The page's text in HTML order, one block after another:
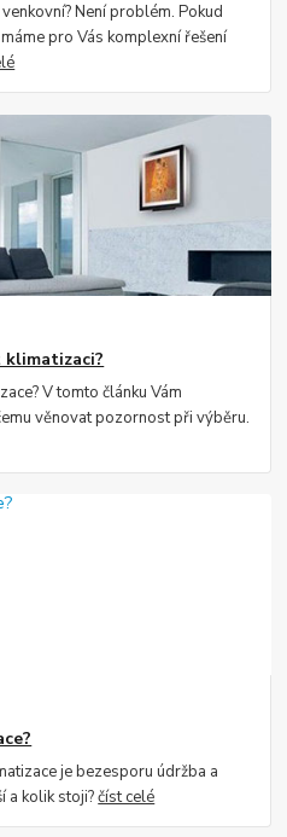
Není problém. Pokud
pro Vás komplexní řešení
V tomto článku Vám
věnovat pozornost při výběru.
je bezesporu údržba a
a kolik stoji?číst celé